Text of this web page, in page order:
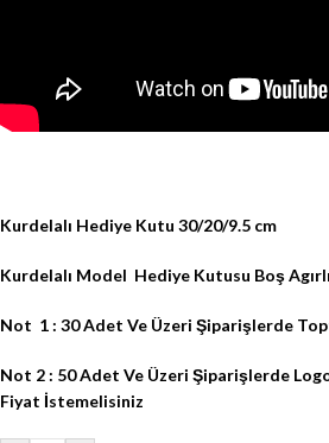
Kurdelalı Hediye Kutu 30/20/9.5 cm
Kurdelalı Model Hediye Kutusu Boş
Not 1 : 30 Adet Ve Üzeri Şiparişlerde
Not 2 : 50 Adet Ve Üzeri Şiparişlerde
Fiyat İstemelisiniz